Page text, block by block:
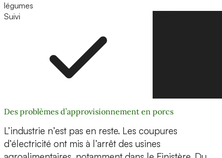
légumes
Suivi
Des problèmes d’approvisionnement en porcs
L’industrie n’est pas en reste. Les coupures
d’électricité ont mis à l’arrêt des usines